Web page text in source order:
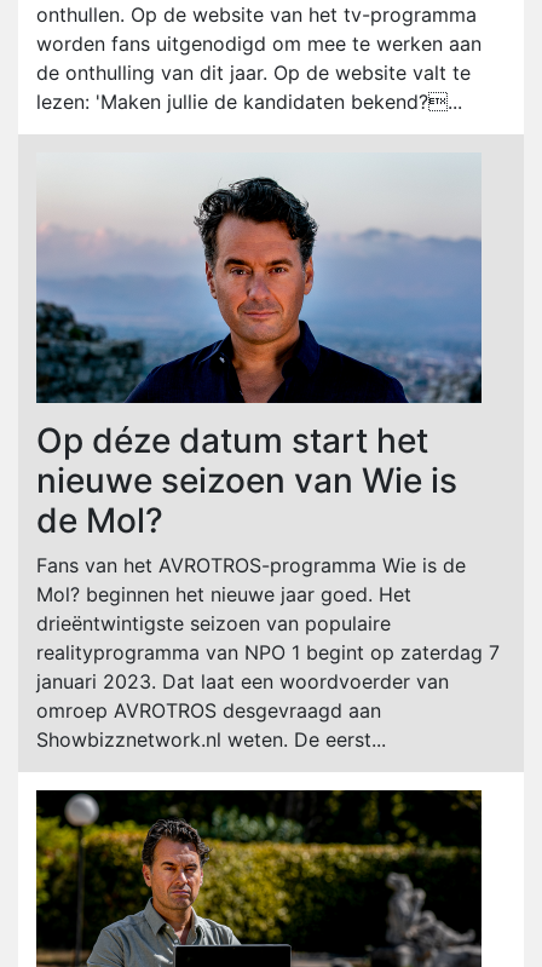
onthullen. Op de website van het tv-programma
worden fans uitgenodigd om mee te werken aan
de onthulling van dit jaar. Op de website valt te
lezen: 'Maken jullie de kandidaten bekend?...
Op déze datum start het
nieuwe seizoen van Wie is
de Mol?
Fans van het AVROTROS-programma Wie is de
Mol? beginnen het nieuwe jaar goed. Het
drieëntwintigste seizoen van populaire
realityprogramma van NPO 1 begint op zaterdag 7
januari 2023. Dat laat een woordvoerder van
omroep AVROTROS desgevraagd aan
Showbizznetwork.nl weten. De eerst...